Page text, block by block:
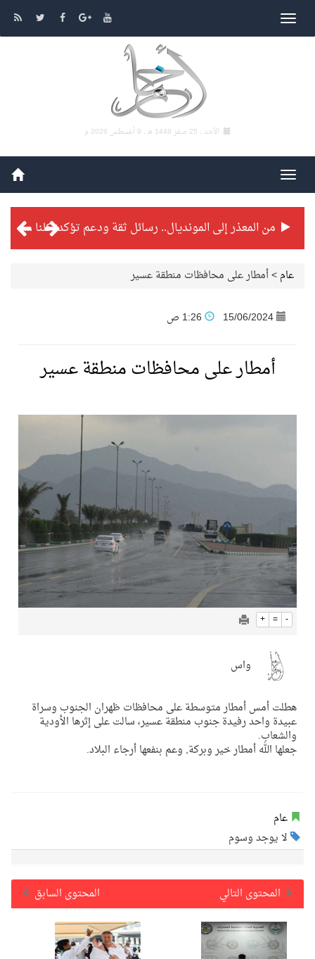
الأحد , 25 صفر 1448 هـ , 9 أغسطس 2026 م
من المعذر إلى المونديال.. رسائل ثقة ودعم تؤكد: كلنا مع الأخضر
سيل الخير يروي ملاعب الكوكب
كأس العالم للرياضات الإلكترونية شاهد على ريادة المملكة والنهضة الشاملة فيها
المنتخب السعودي ينافس (64) دولة في أولمبياد الفلك والفيزياء الفلكية الدولي بالهند
كأس العالم للرياضات الإلكترونية: فريق Karmine Corp الفرنسي بطلًا لبطولة Rocket League
عام>أمطار على محافظات منطقة عسير
15/06/2024
أمطار على محافظات منطقة عسير
+ = -
واس
هطلت أمس أمطار متوسطة على محافظات ظهران الجنوب وسراة
عبيدة واحد رفيدة جنوب منطقة عسير، سالت على إثرها الأودية
والشعاب.
جعلها الله أمطار خير وبركة, وعم بنفعها أرجاء البلاد.
عام
لا يوجد وسوم
المحتوى السابق المحتوى التالي